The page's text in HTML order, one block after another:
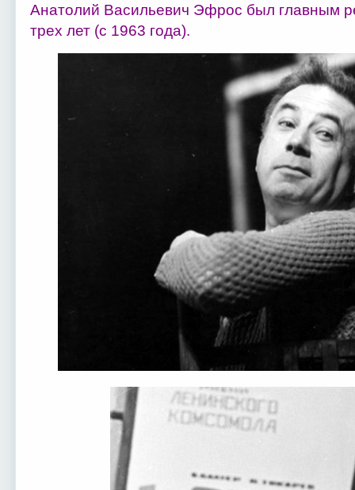
Анатолий Васильевич Эфрос был главным
трех лет (с 1963 года).